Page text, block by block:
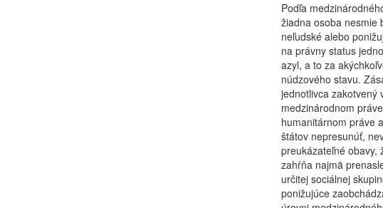
Podľa
žiadna osoba nesmie
neľudské alebo
na právny status
azyl, a to za
núdzového stavu.
jednotlivca zakotvený
medzinárodnom
humanitárnom práve
štátov nepresunúť,
preukázateľné obavy,
zahŕňa najmä
určitej sociálnej
ponižujúce